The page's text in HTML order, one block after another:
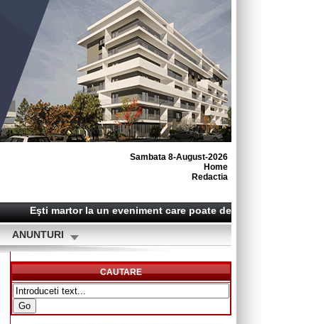
Sambata 8-August-2026
Home
Redactia
Eşti martor la un eveniment care poate deveni o ştire? Sună-
ANUNTURI
CAUTARE